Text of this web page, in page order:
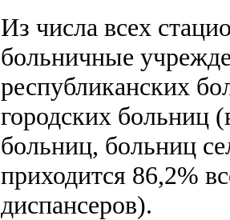
Из числа всех
больничные
республиканских
городских больниц
больниц, больниц
приходится 86,2%
диспансеров).